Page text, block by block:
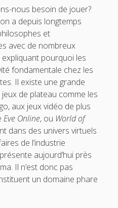
décision
NonCommercial-
License.
nous besoin de jouer?
a depuis longtemps
et
avec de nombreux
pourquoi les
fondamentale chez les
Il existe une grande
de plateau comme les
aux jeux vidéo de plus
Eve Online, ou World of
dans des univers virtuels
de l’industrie
aujourd’hui près
Il n’est donc pas
un domaine phare